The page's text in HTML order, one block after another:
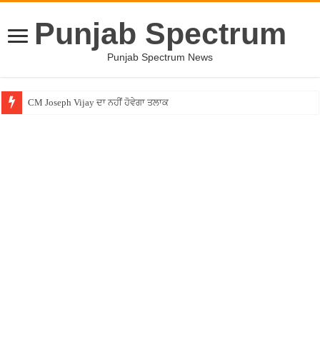
Punjab Spectrum
Punjab Spectrum News
CM Joseph Vijay ਦਾ ਨਹੀਂ ਹੋਵੇਗਾ ਤਲਾਕ